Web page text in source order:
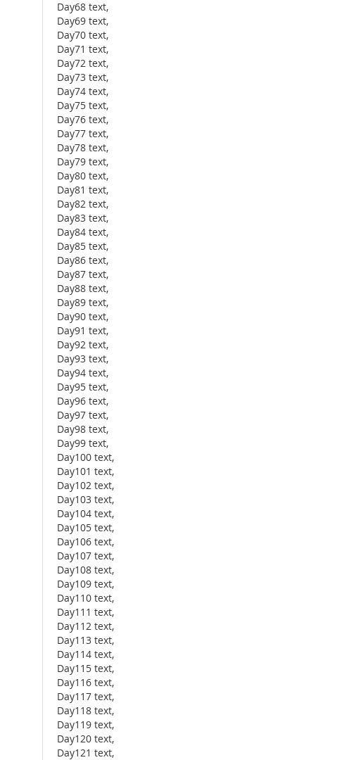
Day68 text,
Day69 text,
Day70 text,
Day71 text,
Day72 text,
Day73 text,
Day74 text,
Day75 text,
Day76 text,
Day77 text,
Day78 text,
Day79 text,
Day80 text,
Day81 text,
Day82 text,
Day83 text,
Day84 text,
Day85 text,
Day86 text,
Day87 text,
Day88 text,
Day89 text,
Day90 text,
Day91 text,
Day92 text,
Day93 text,
Day94 text,
Day95 text,
Day96 text,
Day97 text,
Day98 text,
Day99 text,
Day100 text,
Day101 text,
Day102 text,
Day103 text,
Day104 text,
Day105 text,
Day106 text,
Day107 text,
Day108 text,
Day109 text,
Day110 text,
Day111 text,
Day112 text,
Day113 text,
Day114 text,
Day115 text,
Day116 text,
Day117 text,
Day118 text,
Day119 text,
Day120 text,
Day121 text,